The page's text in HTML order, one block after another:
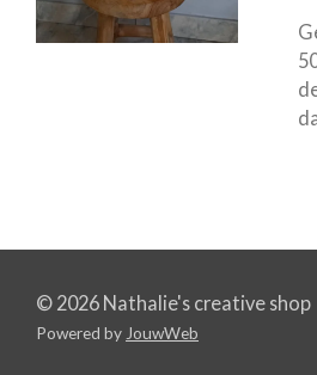
© 2026 Nathalie's creative shop
Powered by JouwWeb